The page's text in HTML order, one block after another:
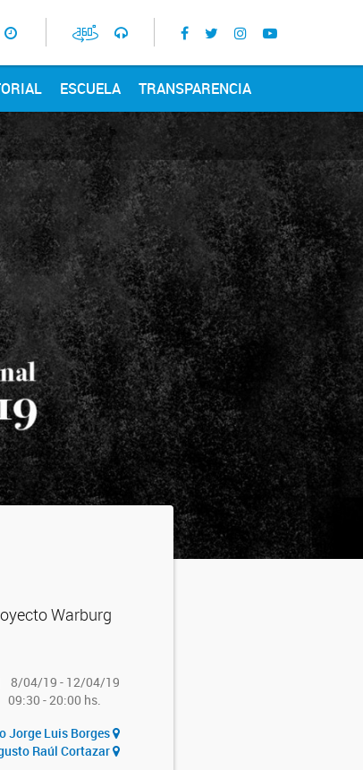
ESCUELA TRANSPARENCIA
Warburg
8/04/19 - 12/04/19
09:30 - 20:00 hs.
Jorge Luis Borges
Raúl Cortazar